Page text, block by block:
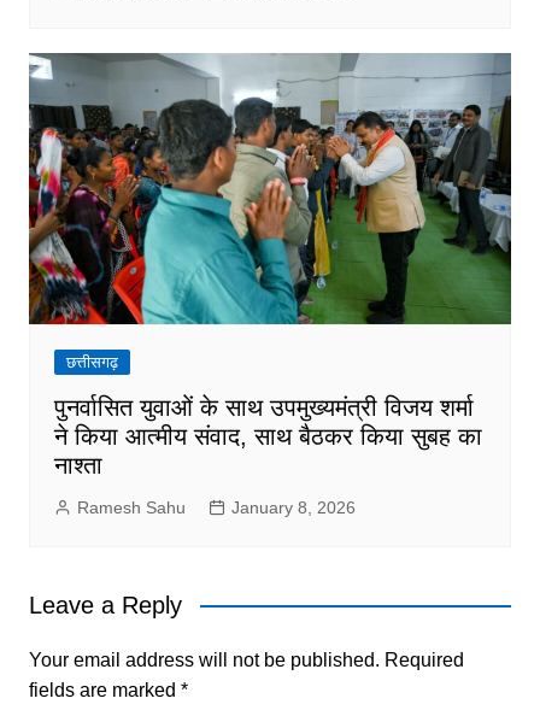
छत्तीसगढ़
पुनर्वासित युवाओं के साथ उपमुख्यमंत्री विजय शर्मा
ने किया आत्मीय संवाद, साथ बैठकर किया सुबह का
नाश्ता
Ramesh Sahu January 8, 2026
Leave a Reply
Your email address will not be published. Required
fields are marked *